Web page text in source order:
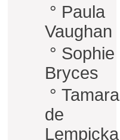
° Paula
Vaughan
° Sophie
Bryces
° Tamara
de
Lempicka